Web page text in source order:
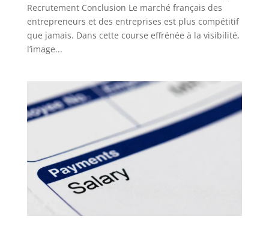
Recrutement Conclusion Le marché français des
entrepreneurs et des entreprises est plus compétitif
que jamais. Dans cette course effrénée à la visibilité,
l’image...